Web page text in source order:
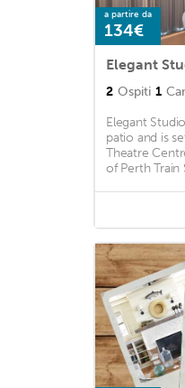
a partire da
134€
Elegant
2 Ospiti 1
Elegant
patio and is
Theatre
of Perth